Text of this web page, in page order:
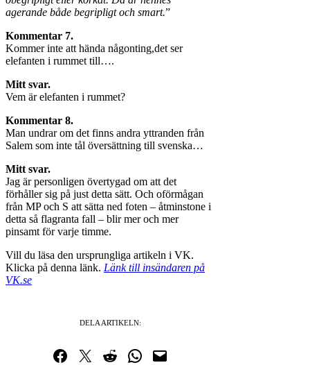
agerande både begripligt och smart.”
Kommentar 7.
Kommer inte att hända någonting,det ser
elefanten i rummet till….
Mitt svar.
Vem är elefanten i rummet?
Kommentar 8.
Man undrar om det finns andra yttranden från
Salem som inte tål översättning till svenska…
Mitt svar.
Jag är personligen övertygad om att det
förhåller sig på just detta sätt. Och oförmågan
från MP och S att sätta ned foten – åtminstone i
detta så flagranta fall – blir mer och mer
pinsamt för varje timme.
Vill du läsa den ursprungliga artikeln i VK.
Klicka på denna länk. Länk till insändaren på
VK.se
DELA ARTIKELN:
Dela på Facebook
Dela på TwitterDela på RedditDela i WhatsApp
Maila en länk